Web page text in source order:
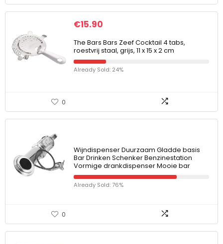
€15.90
The Bars Bars Zeef Cocktail 4 tabs,
roestvrij staal, grijs, 11 x 15 x 2 cm
Already Sold: 24%
0
Wijndispenser Duurzaam Gladde basis
Bar Drinken Schenker Benzinestation
Vormige drankdispenser Mooie bar
Already Sold: 76%
0